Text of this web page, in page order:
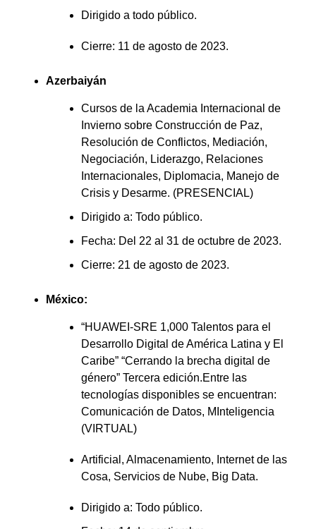
Dirigido a todo público.
Cierre: 11 de agosto de 2023.
Azerbaiyán
Cursos de la Academia Internacional de
Invierno sobre Construcción de Paz,
Resolución de Conflictos, Mediación,
Negociación, Liderazgo, Relaciones
Internacionales, Diplomacia, Manejo de
Crisis y Desarme. (PRESENCIAL)
Dirigido a: Todo público.
Fecha: Del 22 al 31 de octubre de 2023.
Cierre: 21 de agosto de 2023.
México:
“HUAWEI-SRE 1,000 Talentos para el
Desarrollo Digital de América Latina y El
Caribe” “Cerrando la brecha digital de
género” Tercera edición.Entre las
tecnologías disponibles se encuentran:
Comunicación de Datos, MInteligencia
(VIRTUAL)
Artificial, Almacenamiento, Internet de las
Cosa, Servicios de Nube, Big Data.
Dirigido a: Todo público.